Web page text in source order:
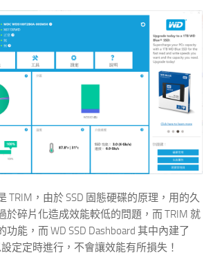
TRIM，由於 SSD 固態硬碟的原理，用的久
於碎片化造成效能較低的問題，而 TRIM 就
能，而 WD SSD Dashboard 其中內建了
定定時進行，不會讓效能有所損失！